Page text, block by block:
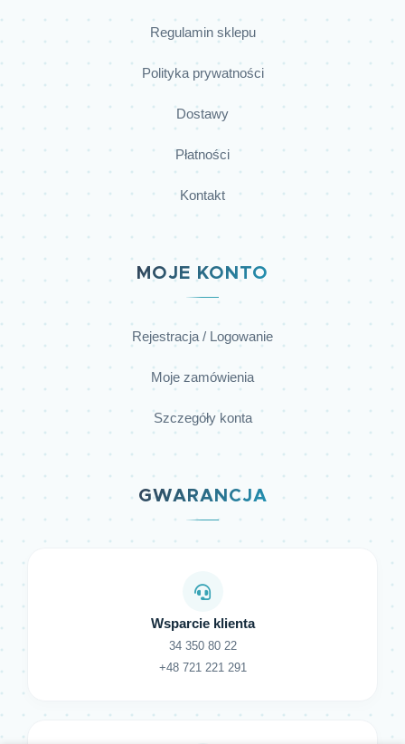
Regulamin sklepu
Polityka prywatności
Dostawy
Płatności
Kontakt
MOJE KONTO
Rejestracja / Logowanie
Moje zamówienia
Szczegóły konta
GWARANCJA
Wsparcie klienta
34 350 80 22
+48 721 221 291